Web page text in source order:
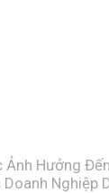
Ảnh Hưởng
Doanh Nghiệp